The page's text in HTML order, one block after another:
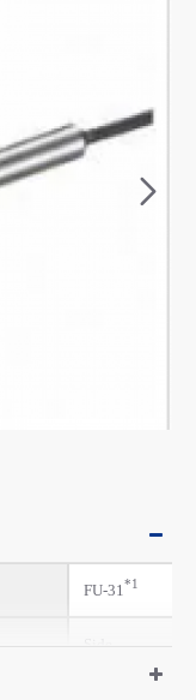
FU-31*1